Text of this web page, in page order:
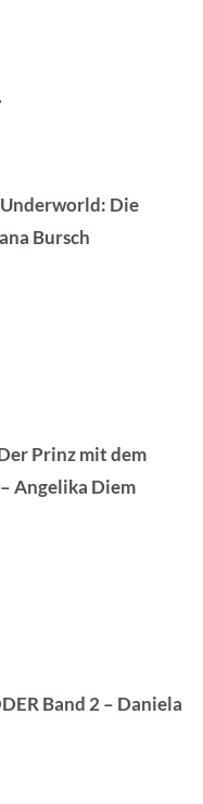
Underworld: Die
Bursch
Prinz mit dem
Angelika Diem
Band 2 – Daniela